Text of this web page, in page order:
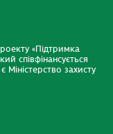
«Підтримка
співфінансується
захисту